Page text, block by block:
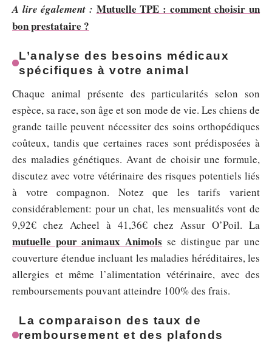
A lire également : Mutuelle TPE : comment choisir un
bon prestataire ?
L’analyse des besoins médicaux
spécifiques à votre animal
Chaque animal présente des particularités selon son
espèce, sa race, son âge et son mode de vie. Les chiens de
grande taille peuvent nécessiter des soins orthopédiques
coûteux, tandis que certaines races sont prédisposées à
des maladies génétiques. Avant de choisir une formule,
discutez avec votre vétérinaire des risques potentiels liés
à votre compagnon. Notez que les tarifs varient
considérablement: pour un chat, les mensualités vont de
9,92€ chez Acheel à 41,36€ chez Assur O’Poil. La
mutuelle pour animaux Animols se distingue par une
couverture étendue incluant les maladies héréditaires, les
allergies et même l’alimentation vétérinaire, avec des
remboursements pouvant atteindre 100% des frais.
La comparaison des taux de
remboursement et des plafonds